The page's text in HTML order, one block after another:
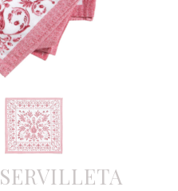
SERVILLETA